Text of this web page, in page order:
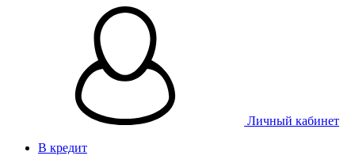
Личный кабинет
В кредит